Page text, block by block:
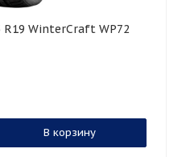
В корзину